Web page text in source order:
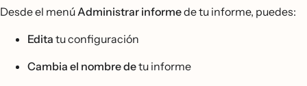
Desde el menúAdministrar informede tu informe, puedes:
Edita tu configuración
Cambia el nombre detu informe